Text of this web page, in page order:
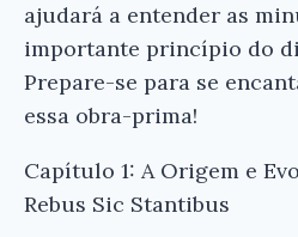
ajudará a entender as
importante princípio do
Prepare-se para se
essa obra-prima!
Capítulo 1: A Origem e
Rebus Sic Stantibus